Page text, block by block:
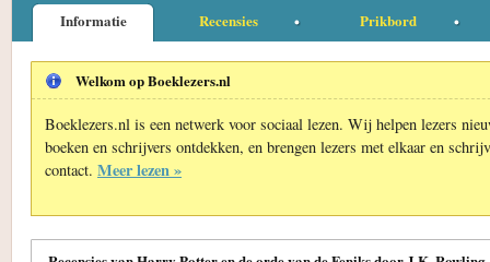
Informatie Recensies Prikbord
Welkom op Boeklezers.nl
Boeklezers.nl is een netwerk voor sociaal lezen. Wij helpen lezers
boeken en schrijvers ontdekken, en brengen lezers met elkaar en
contact. Meer lezen »